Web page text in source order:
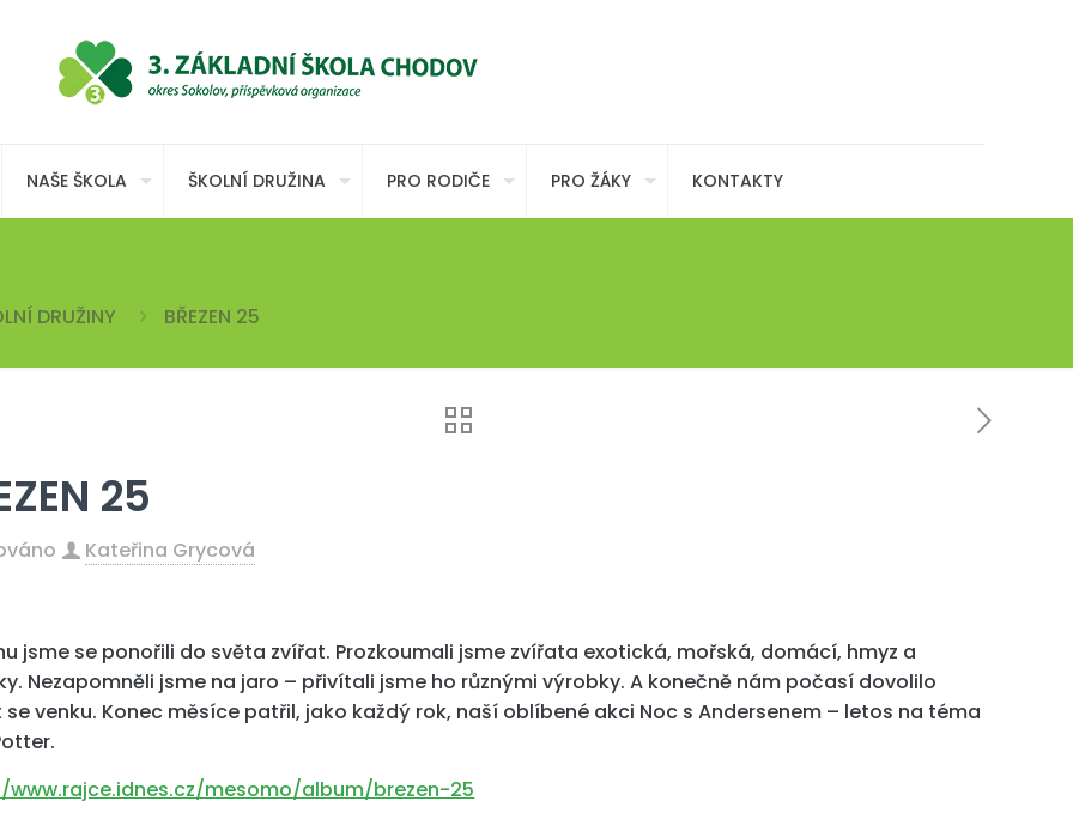
NAŠE ŠKOLA ŠKOLNÍ DRUŽINA PRO RODIČE PRO ŽÁKY KONTAKTY
DRUŽINY BŘEZEN 25
25
Kateřina Grycová
jsme se ponořili do světa zvířat. Prozkoumali jsme zvířata exotická, mořská, domácí, hmyz a
Nezapomněli jsme na jaro – přivítali jsme ho různými výrobky. A konečně nám počasí dovolilo
venku. Konec měsíce patřil, jako každý rok, naší oblíbené akci Noc s Andersenem – letos na téma
mesomo/album/brezen-25